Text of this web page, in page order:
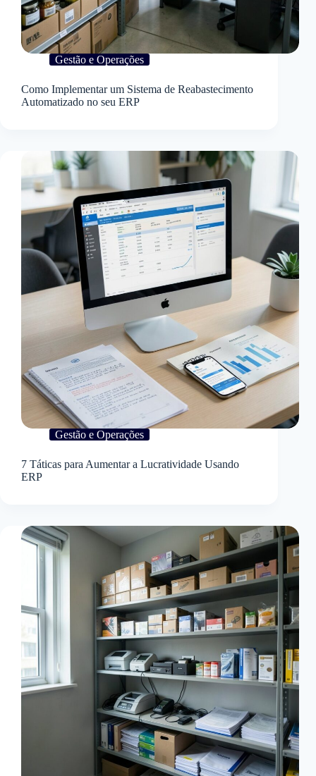
Gestão e Operações
Como Implementar um Sistema de Reabastecimento
Automatizado no seu ERP
Gestão e Operações
7 Táticas para Aumentar a Lucratividade Usando
ERP